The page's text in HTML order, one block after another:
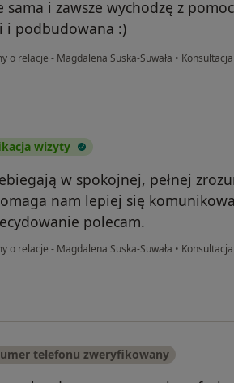
sama i zawsze wychodzę z
i podbudowana :)
o relacje - Magdalena Suska-Suwała •
wizyty
w spokojnej, pełnej
nam lepiej się
polecam.
o relacje - Magdalena Suska-Suwała •
telefonu zweryfikowany